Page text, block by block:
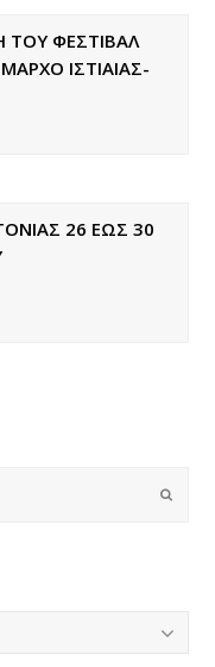
ΤΟΥ ΦΕΣΤΙΒΑΛ
ΙΣΤΙΑΙΑΣ-
26 ΕΩΣ 30
Submit